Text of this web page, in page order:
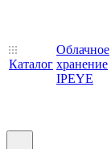
Каталог
Облачное
хранение
IPEYE